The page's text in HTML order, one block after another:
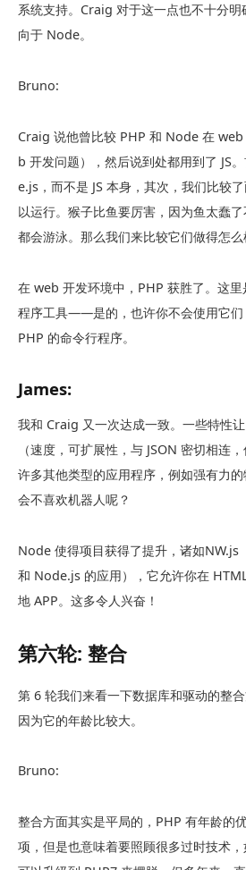
系统支持。Craig 对于这一点也不十分
向于 Node。
Bruno:
Craig 说他曾比较 PHP 和 Node 在
b 开发问题），然后说到处都用到了 JS
e.js，而不是 JS 本身，其次，我们比较
以运行。猴子比鱼要厉害，因为鱼太蠢
都会游泳。那么我们来比较它们做得怎么
在 web 开发环境中，PHP 获胜了。这
程序工具——是的，也许你不会使用它们
PHP 的命令行程序。
James:
我和 Craig 又一次达成一致。一些特性
（速度，可扩展性，与 JSON 密切相连
许多其他类型的应用程序，例如强有力
会不喜欢机器人呢？
Node 使得项目获得了提升，诸如
和 Node.js 的应用），它允许你在
地 APP。这多令人兴奋！
第六轮: 整合
第 6 轮我们来看一下数据库和驱动的整
因为它的年龄比较大。
Bruno:
整合方面其实是平局的，PHP 有年龄的
项，但是也意味着要照顾很多过时技术